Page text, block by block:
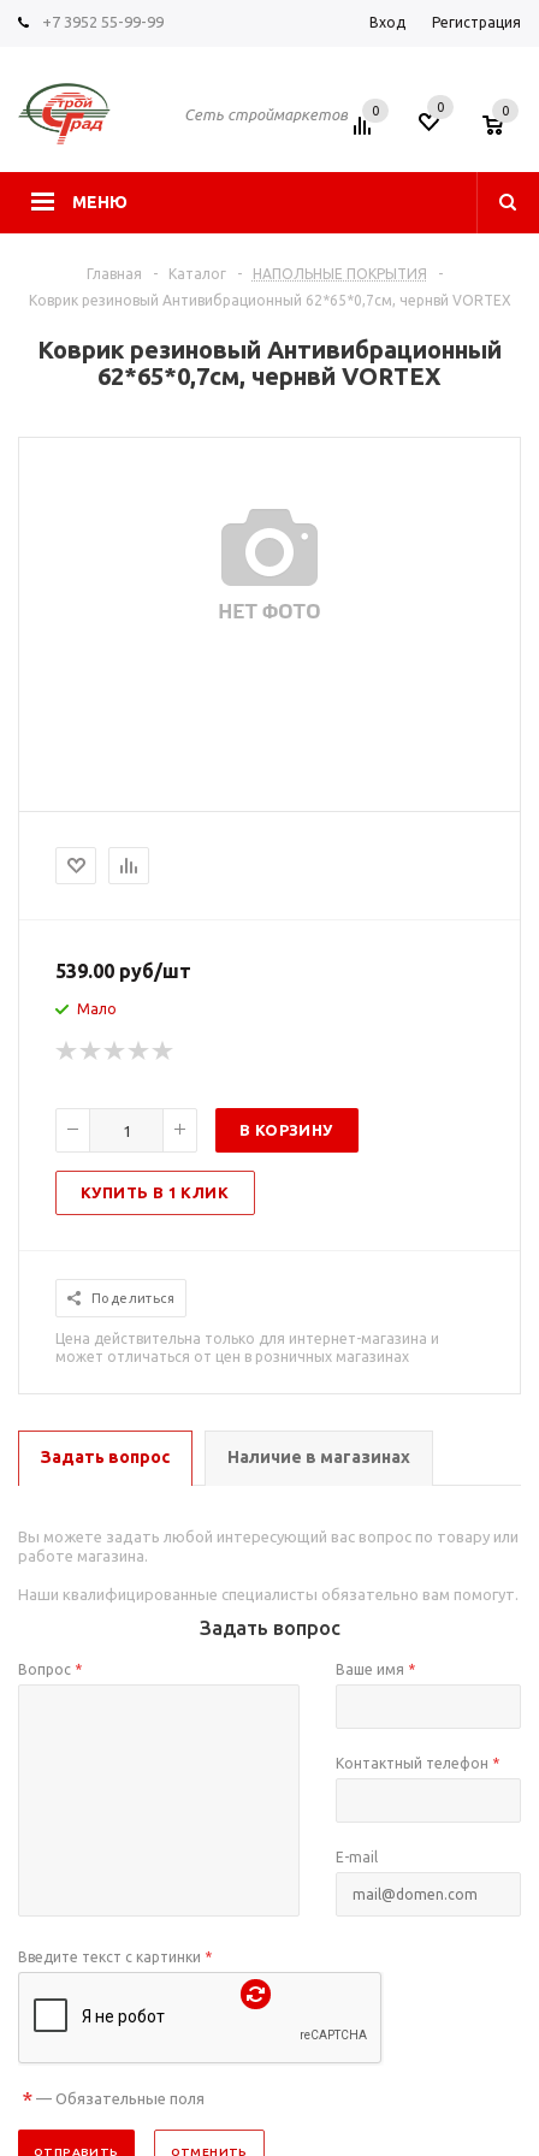
+7 3952 55-99-99 Вход Регистрация
Сеть строймаркетов
МЕНЮ
0 0 0
Главная - Каталог - НАПОЛЬНЫЕ ПОКРЫТИЯ
-
Коврик резиновый Антивибрационный 62*65*0,7см, чернвй VORTEX
Коврик резиновый Антивибрационный
62*65*0,7см, чернвй VORTEX
539.00 руб/шт
Мало
В КОРЗИНУ
КУПИТЬ В 1 КЛИК
Поделиться
Цена действительна только для интернет-магазина и
может отличаться от цен в розничных магазинах
Задать вопрос Наличие в магазинах
Вы можете задать любой интересующий вас вопрос по товару или
работе магазина.
Наши квалифицированные специалисты обязательно вам помогут.
Задать вопрос
Вопрос * Ваше имя *
Контактный телефон *
E-mail
Введите текст с картинки *
* — Обязательные поля
ОТПРАВИТЬ ОТМЕНИТЬ